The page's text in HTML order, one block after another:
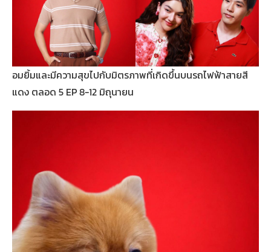
อมยิ้มและมีความสุขไปกับมิตรภาพที่เกิดขึ้นบนรถไฟฟ้าสายสี
แดง ตลอด 5 EP 8-12 มิถุนายน